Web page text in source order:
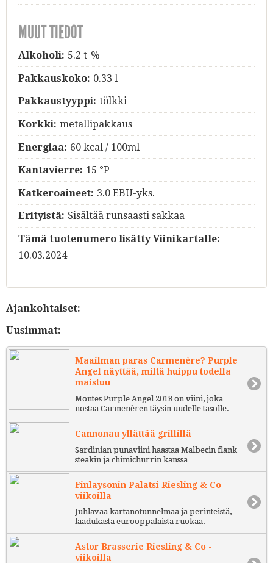
MUUT TIEDOT
Alkoholi: 5.2 t-%
Pakkauskoko: 0.33 l
Pakkaustyyppi: tölkki
Korkki: metallipakkaus
Energiaa: 60 kcal / 100ml
Kantavierre: 15 °P
Katkeroaineet: 3.0 EBU-yks.
Erityistä: Sisältää runsaasti sakkaa
Tämä tuotenumero lisätty Viinikartalle:
10.03.2024
Ajankohtaiset:
Uusimmat:
Maailman paras Carmenère? Purple
Angel näyttää, miltä huippu todella
maistuu
Montes Purple Angel 2018 on viini, joka
nostaa Carmenèren täysin uudelle tasolle.
Cannonau yllättää grillillä
Sardinian punaviini haastaa Malbecin flank
steakin ja chimichurrin kanssa
Finlaysonin Palatsi Riesling & Co -
viikoilla
Juhlavaa kartanotunnelmaa ja perinteistä,
laadukasta eurooppalaista ruokaa.
Astor Brasserie Riesling & Co -
viikoilla